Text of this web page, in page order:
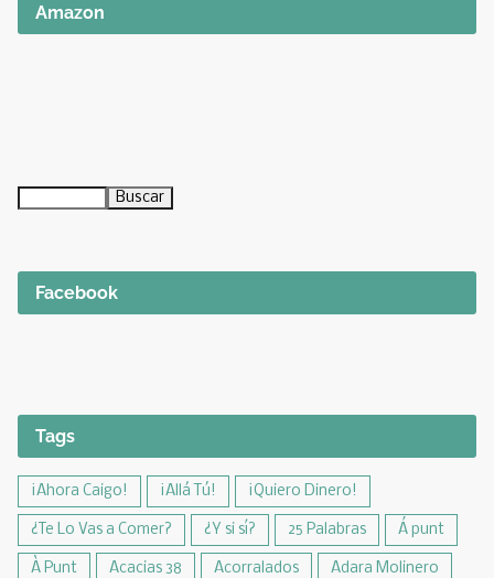
Amazon
Facebook
Tags
¡Ahora Caigo! ¡Allá Tú! ¡Quiero Dinero!
¿Te Lo Vas a Comer? ¿Y si sí? 25 Palabras Á punt
À Punt Acacias 38 Acorralados Adara Molinero